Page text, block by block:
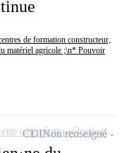
de formation constructeur,
matériel agricole ;\n* Pouvoir
CDINon renseigné
offre à ma sélection